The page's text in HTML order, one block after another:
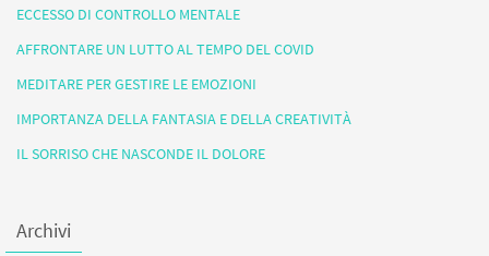
ECCESSO DI CONTROLLO MENTALE
AFFRONTARE UN LUTTO AL TEMPO DEL COVID
MEDITARE PER GESTIRE LE EMOZIONI
IMPORTANZA DELLA FANTASIA E DELLA CREATIVITÀ
IL SORRISO CHE NASCONDE IL DOLORE
Archivi